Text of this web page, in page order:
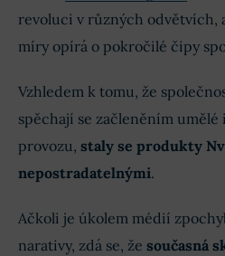
revoluci v různých odvětvích,
míry opírá o pokročilé čipy
Vzhledem k tomu, že
spěchají se začleněním
provozu, staly se produkty
nepostradatelnými.
Ačkoli je úkolem médií
narativy, zdá se, že současná